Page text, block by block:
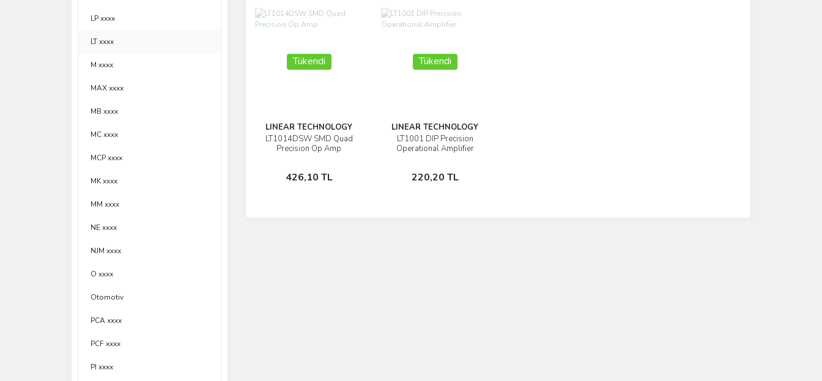
LP xxxx
LT xxxx
M xxxx
MAX xxxx
MB xxxx
MC xxxx
MCP xxxx
MK xxxx
MM xxxx
NE xxxx
NJM xxxx
O xxxx
Otomotiv
PCA xxxx
PCF xxxx
PI xxxx
Tükendi
LINEAR TECHNOLOGY
LT1014DSW SMD Quad
Precision Op Amp
426,10 TL
İncele
Stokta Yok
Tükendi
LINEAR TECHNOLOGY
LT1001 DIP Precision
Operational Amplifier
220,20 TL
İncele
Stokta Yok